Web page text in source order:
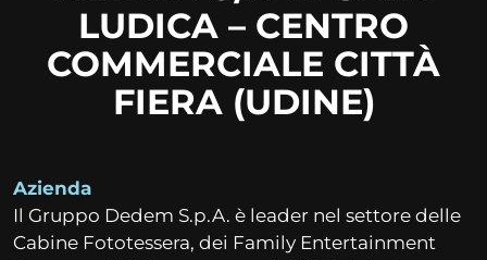
LUDICA – CENTRO
COMMERCIALE CITTÀ
FIERA (UDINE)
Azienda
Il Gruppo Dedem S.p.A. è leader nel settore delle
Cabine Fototessera, dei Family Entertainment